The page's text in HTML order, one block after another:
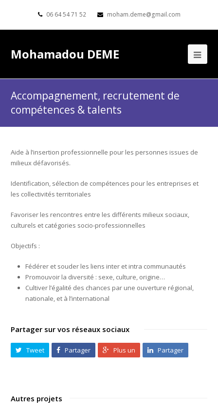
06 64 54 71 52 moham.deme@gmail.com
Mohamadou DEME
Accompagnement, recrutement de
compétences & talents
Aide à l’insertion professionnelle pour les personnes issues de
milieux défavorisés.
Identification, sélection de compétences pour les entreprises et
les collectivités territoriales
Favoriser les rencontres entre les différents milieux sociaux,
culturels et catégories socio-professionnelles
Objectifs :
Fédérer et souder les liens inter et intra communautés
Promouvoir la diversité : sexe, culture, origine…
Cultiver l’égalité des chances par une ouverture régional,
nationale, et à l’international
Partager sur vos réseaux sociaux
Tweet Partager Plus un Partager
Autres projets